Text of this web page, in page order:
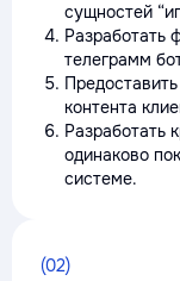
сущностей
Разработать
телеграмм
контента
Разработать
одинаково
системе.
(02)